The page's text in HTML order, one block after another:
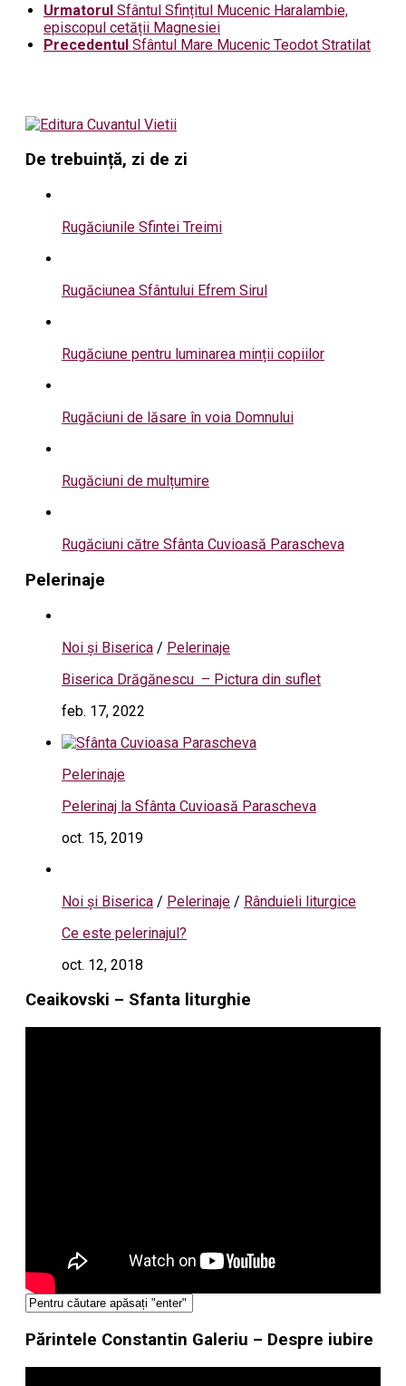
Urmatorul Sfântul Sfințitul Mucenic Haralambie,
episcopul cetății Magnesiei
Precedentul Sfântul Mare Mucenic Teodot Stratilat
De trebuință, zi de zi
Rugăciunile Sfintei Treimi
Rugăciunea Sfântului Efrem Sirul
Rugăciune pentru luminarea minții copiilor
Rugăciuni de lăsare în voia Domnului
Rugăciuni de mulțumire
Rugăciuni către Sfânta Cuvioasă Parascheva
Pelerinaje
Noi și Biserica / Pelerinaje
Biserica Drăgănescu – Pictura din suflet
feb. 17, 2022
Pelerinaje
Pelerinaj la Sfânta Cuvioasă Parascheva
oct. 15, 2019
Noi și Biserica / Pelerinaje / Rânduieli liturgice
Ce este pelerinajul?
oct. 12, 2018
Ceaikovski – Sfanta liturghie
Părintele Constantin Galeriu – Despre iubire